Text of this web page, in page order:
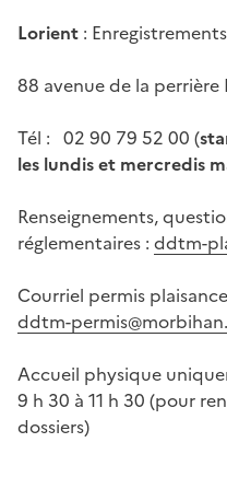
Lorient :
88 avenue de la perrière
Tél : 02 90 79 52 00 (
les lundis et mercredis
Renseignements,
réglementaires : ddtm-
Courriel permis
ddtm-
Accueil physique
9 h 30 à 11 h 30 (pour
dossiers)